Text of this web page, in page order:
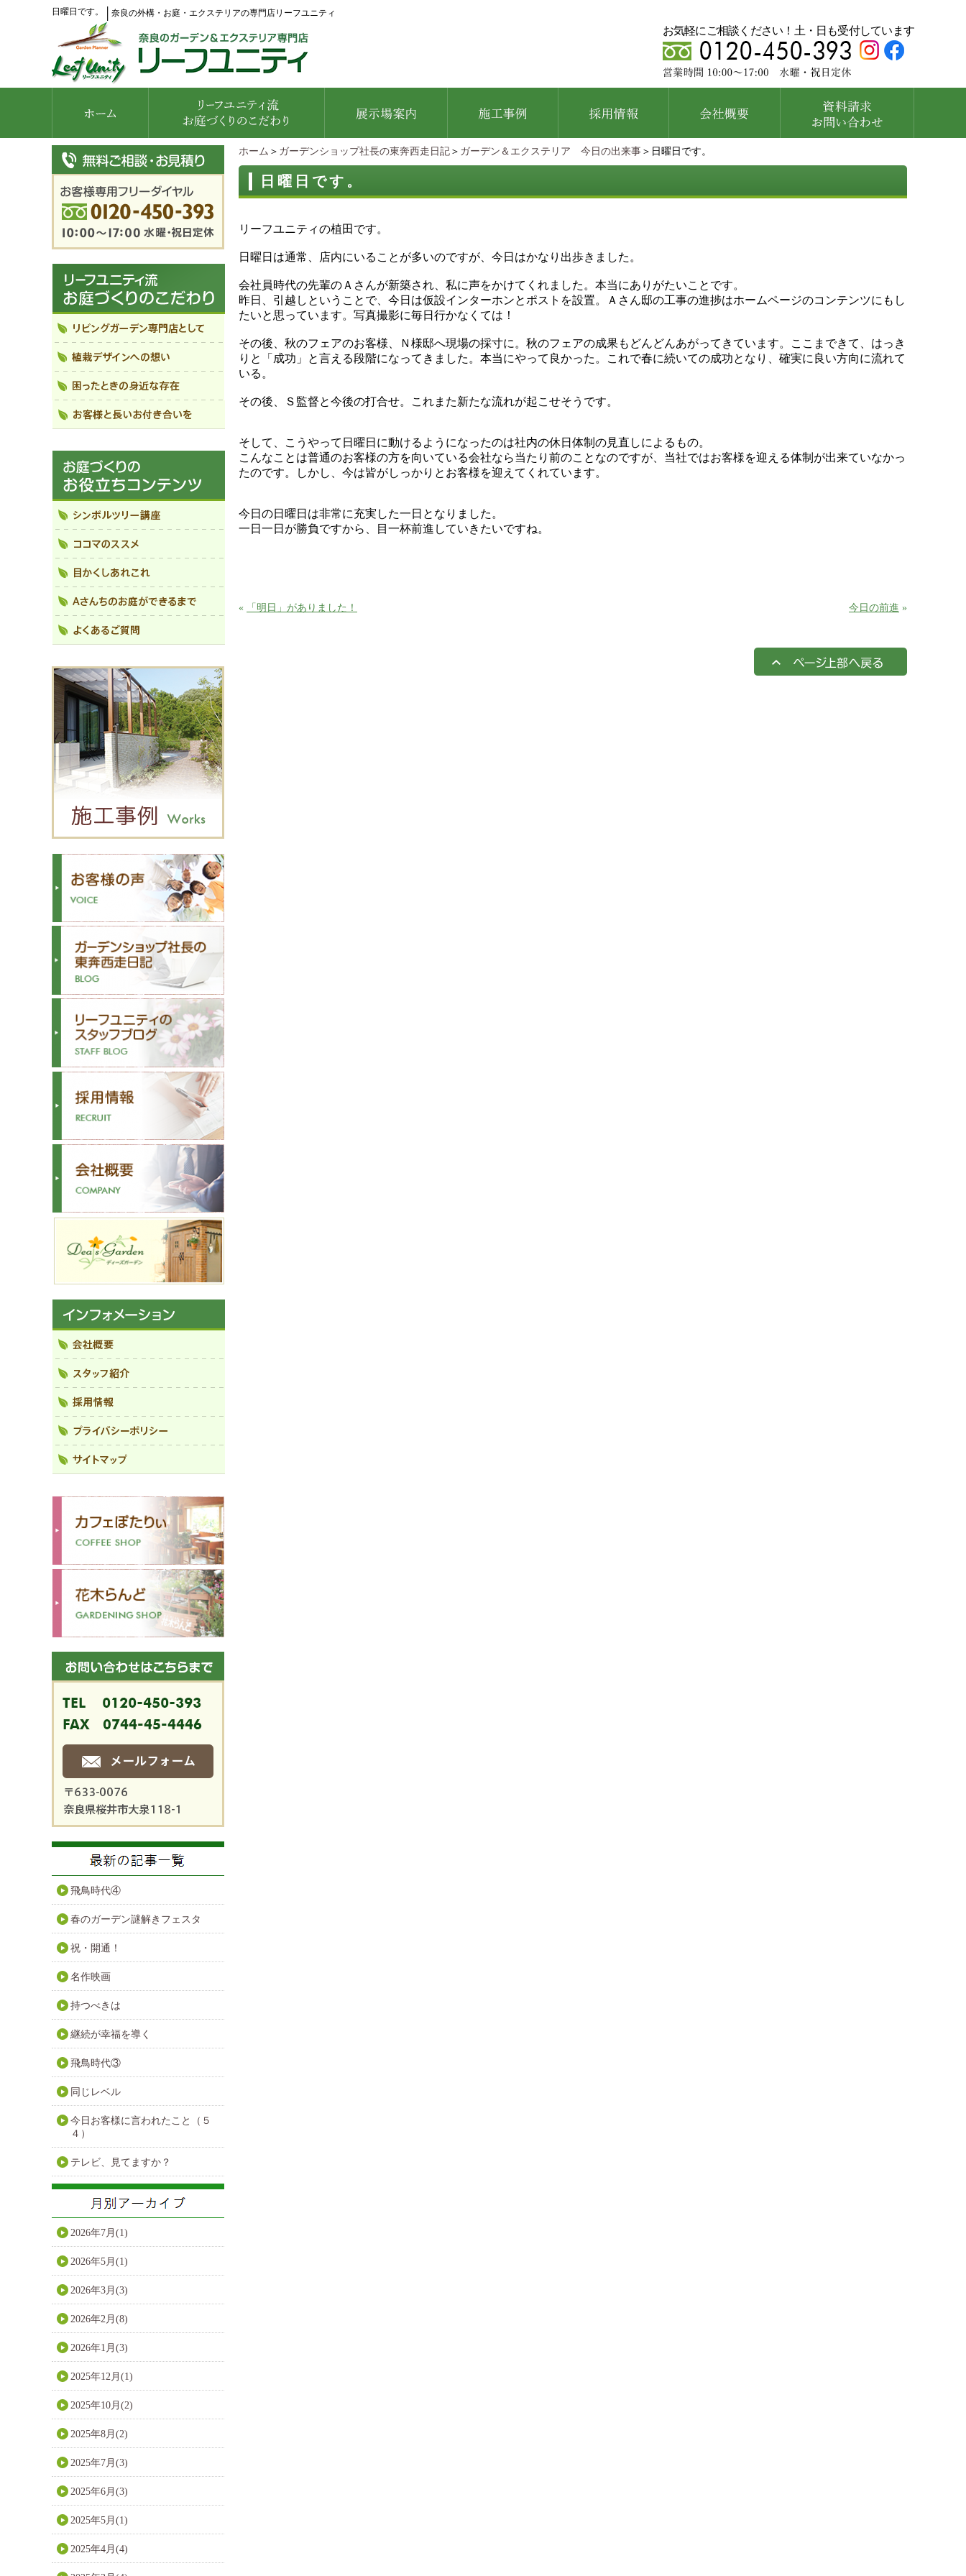
日曜日です。 奈良の外構・お庭・エクステリアの専門店リーフユニティ
お気軽にご相談ください！土・日も受付しています
ホーム ＞ ガーデンショップ社長の東奔西走日記 ＞ ガーデン＆エクステリア 今日の出来事 ＞日曜日です。
日曜日です。
リーフユニティの植田です。
日曜日は通常、店内にいることが多いのですが、今日はかなり出歩きました。
会社員時代の先輩のＡさんが新築され、私に声をかけてくれました。本当にありがたいことです。
昨日、引越しということで、今日は仮設インターホンとポストを設置。Ａさん邸の工事の進捗はホームページのコンテンツにもし
たいと思っています。写真撮影に毎日行かなくては！
その後、秋のフェアのお客様、Ｎ様邸へ現場の採寸に。秋のフェアの成果もどんどんあがってきています。ここまできて、はっき
りと「成功」と言える段階になってきました。本当にやって良かった。これで春に続いての成功となり、確実に良い方向に流れて
いる。
その後、Ｓ監督と今後の打合せ。これまた新たな流れが起こせそうです。
そして、こうやって日曜日に動けるようになったのは社内の休日体制の見直しによるもの。
こんなことは普通のお客様の方を向いている会社なら当たり前のことなのですが、当社ではお客様を迎える体制が出来ていなかっ
たのです。しかし、今は皆がしっかりとお客様を迎えてくれています。
今日の日曜日は非常に充実した一日となりました。
一日一日が勝負ですから、目一杯前進していきたいですね。
« 「明日」がありました！ 今日の前進 »
飛鳥時代④
春のガーデン謎解きフェスタ
祝・開通！
名作映画
持つべきは
継続が幸福を導く
飛鳥時代③
同じレベル
今日お客様に言われたこと（５
４）
テレビ、見てますか？
2026年7月(1)
2026年5月(1)
2026年3月(3)
2026年2月(8)
2026年1月(3)
2025年12月(1)
2025年10月(2)
2025年8月(2)
2025年7月(3)
2025年6月(3)
2025年5月(1)
2025年4月(4)